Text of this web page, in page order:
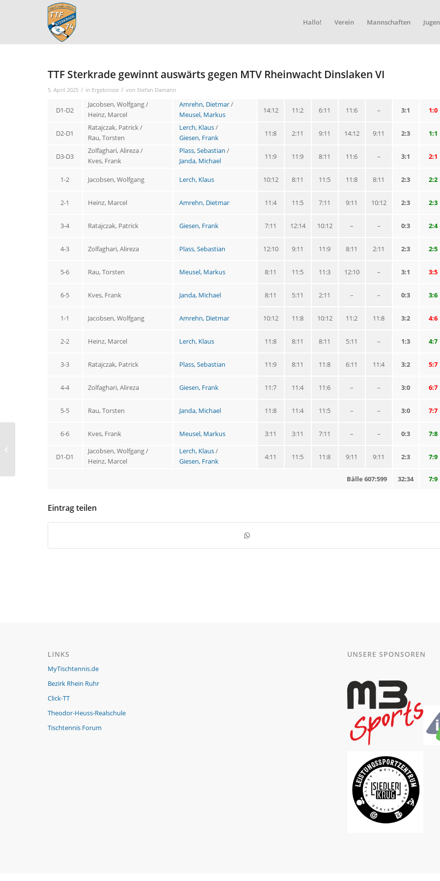
Hallo! Verein Mannschaften
TTF Sterkrade gewinnt auswärts gegen MTV Rheinwacht Dinslaken VI
5. April 2025 / in Ergebnisse / von Stefan Damann
D1-D2
Jacobsen, Wolfgang /
Heinz, Marcel
Amrehn, Dietmar/
Meusel, Markus
–
11:6
6:11
11:2
14:12 3:1 1:0
D2-D1
Ratajczak, Patrick /
Rau, Torsten
Lerch, Klaus/
Giesen, Frank
9:11
14:12
9:11
2:11
11:8 2:3 1:1
D3-D3
Zolfaghari, Alireza /
Kves, Frank
Plass, Sebastian /
Janda, Michael
–
11:6
8:11
11:9
11:9 3:1 2:1
1-2 Jacobsen, Wolfgang Lerch, Klaus 8:11
11:8
11:5
8:11
10:12 2:3 2:2
2-1 Heinz, Marcel Amrehn, Dietmar 10:12
9:11
7:11
11:5
11:4 2:3 2:3
3-4 Ratajczak, Patrick Giesen, Frank –
–
10:12
12:14
7:11 0:3 2:4
4-3 Zolfaghari, Alireza Plass, Sebastian 2:11
8:11
11:9
9:11
12:10 2:3 2:5
5-6 Rau, Torsten Meusel, Markus –
12:10
11:3
11:5
8:11 3:1 3:5
6-5 Kves, Frank Janda, Michael –
–
2:11
5:11
8:11 0:3 3:6
1-1 Jacobsen, Wolfgang Amrehn, Dietmar 11:8
11:2
10:12
11:8
10:12 3:2 4:6
2-2 Heinz, Marcel Lerch, Klaus –
5:11
8:11
8:11
11:8 1:3 4:7
3-3 Ratajczak, Patrick Plass, Sebastian 11:4
6:11
11:8
8:11
11:9 3:2 5:7
4-4 Zolfaghari, Alireza Giesen, Frank –
–
11:6
11:4
11:7 3:0 6:7
5-5 Rau, Torsten Janda, Michael –
–
11:5
11:4
11:8 3:0 7:7
6-6 Kves, Frank Meusel, Markus –
–
7:11
3:11
3:11 0:3 7:8
D1-D1
Jacobsen, Wolfgang /
Heinz, Marcel
Lerch, Klaus/
Giesen, Frank
9:11
9:11
11:8
11:5
4:11 2:3 7:9
7:9
32:34
Bälle 607:599
Eintrag teilen
LINKS
MyTischtennis.de
Bezirk Rhein Ruhr
Click-TT
Theodor-Heuss-Realschule
Tischtennis Forum
UNSERE SPONSOREN
TTF Sterkrade III